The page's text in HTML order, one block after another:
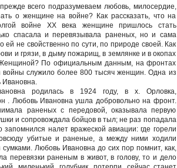
всего подразумеваем любовь, милосердие,
о женщине на войне? Как рассказать, что на
войне ХХ века женщине пришлось стать
спасала и перевязывала раненых, но и сама
ей не свойственно по сути, по природе своей. Как
и грязи, в дыму пожарищ, в землянке и в окопах
По официальным данным, на фронтах
войны служило более 800 тысяч женщин. Одна из
Ивановна.
родилась в 1924 году, в х. Орловка,
. Любовь Ивановна ушла добровольно на фронт.
раненых с передовой, оказывала первую
и сопровождала бойцов в тыл; не раз попадала
налет вражеской авиации: где горели
убитые и раненые, а между ними ходили
Любовь Ивановна до сих пор помнит, как,
перевязки раненым в живот, в голову, то и дело